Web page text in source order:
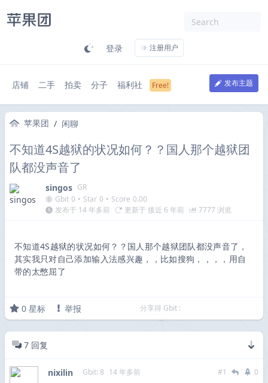
登录 注册用户
店铺 二手 拍卖 分子 福利社 发布主题
苹果团 / 闲聊
不知道4S越狱的状况如何？？国人那个越狱团
队都没声音了
singos GR
Gbit 0 • Star 0 • Score 0.00
发布于 14 年多前
更新于 接近 6 年前 7777 浏览
不知道4S越狱的状况如何？？国人那个越狱团队都没声音了，
其实我只对自己添加输入法感兴趣，，比如搜狗，，，，用自
带的太憋屈了
0 星标 举报 分享得 Gbit :
7 回复
nixilin Gbit: 8 14 年多前 #1 0